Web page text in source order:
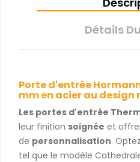
Détails
Porte d'entrée
mm en acier au design
Les portes d'entrée
leur finition soignée et
de personnalisation.
tel que le modèle